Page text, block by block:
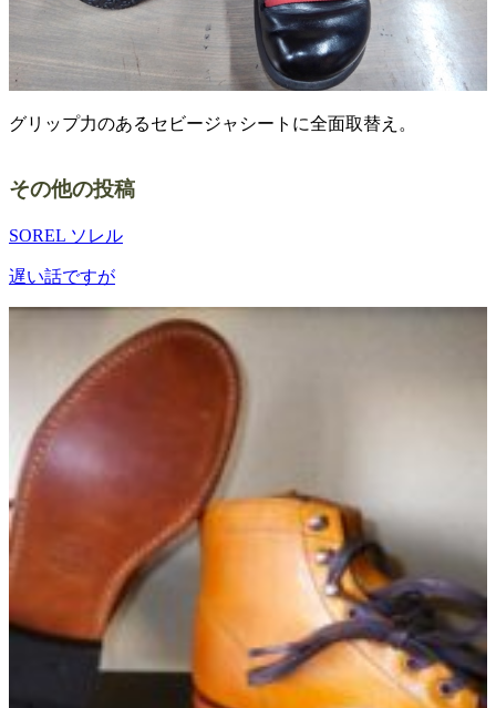
グリップ力のあるセビージャシートに全面取替え。
その他の投稿
SOREL ソレル
遅い話ですが